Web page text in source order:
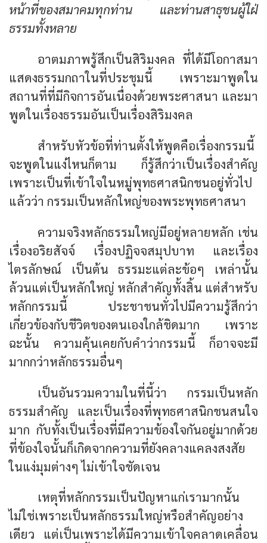
หน้าที่ของสมาคมทุกท่าน และท่านสาธุชนผู้ใฝ่
ธรรมทั้งหลาย
อาตมภาพรู้สึกเป็นสิริมงคล ที่ได้มีโอกาสมา
แสดงธรรมกถาในที่ประชุมนี้ เพราะมาพูดใน
สถานที่ที่มีกิจการอันเนื่องด้วยพระศาสนา และมา
พูดในเรื่องธรรมอันเป็นเรื่องสิริมงคล
สำหรับหัวข้อที่ท่านตั้งให้พูดคือเรื่องกรรมนี้
จะพูดในแง่ไหนก็ตาม ก็รู้สึกว่าเป็นเรื่องสำคัญ
เพราะเป็นที่เข้าใจในหมู่พุทธศาสนิกชนอยู่ทั่วไป
แล้วว่า กรรมเป็นหลักใหญ่ของพระพุทธศาสนา
ความจริงหลักธรรมใหญ่มีอยู่หลายหลัก เช่น
เรื่องอริยสัจจ์ เรื่องปฏิจจสมุปบาท และเรื่อง
ไตรลักษณ์ เป็นต้น ธรรมะแต่ละข้อๆ เหล่านั้น
ล้วนแต่เป็นหลักใหญ่ หลักสำคัญทั้งสิ้น แต่สำหรับ
หลักกรรมนี้ ประชาชนทั่วไปมีความรู้สึกว่า
เกี่ยวข้องกับชีวิตของตนเองใกล้ชิดมาก เพราะ
ฉะนั้น ความคุ้นเคยกับคำว่ากรรมนี้ ก็อาจจะมี
มากกว่าหลักธรรมอื่นๆ
เป็นอันรวมความในที่นี้ว่า กรรมเป็นหลัก
ธรรมสำคัญ และเป็นเรื่องที่พุทธศาสนิกชนสนใจ
มาก กับทั้งเป็นเรื่องที่มีความข้องใจกันอยู่มากด้วย
ที่ข้องใจนั้นก็เกิดจากความที่ยังคลางแคลงสงสัย
ในแง่มุมต่างๆ ไม่เข้าใจชัดเจน
เหตุที่หลักกรรมเป็นปัญหาแก่เรามากนั้น
ไม่ใช่เพราะเป็นหลักธรรมใหญ่หรือสำคัญอย่าง
เดียว แต่เป็นเพราะได้มีความเข้าใจคลาดเคลื่อน